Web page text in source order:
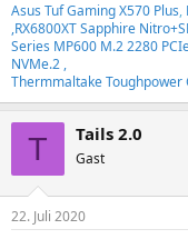
Asus Tuf Gaming X570 Plus,
,RX6800XT Sapphire
Series MP600 M.2 2280
NVMe.2 ,
Thermmaltake Toughpower
T Tails 2.0
Gast
22. Juli 2020